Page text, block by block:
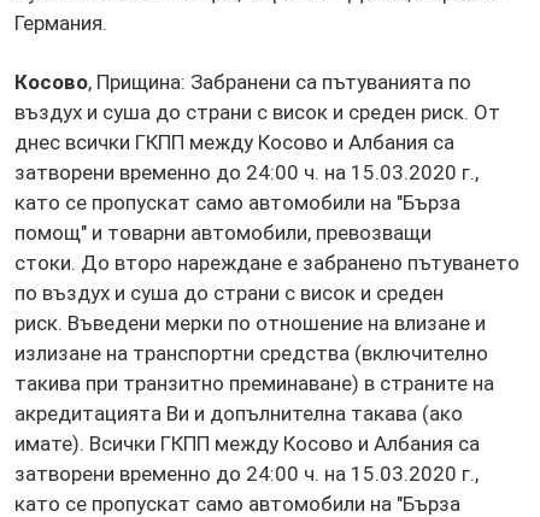
Германия.
Косово, Прищина: Забранени са пътуванията по
въздух и суша до страни с висок и среден риск. От
днес всички ГКПП между Косово и Албания са
затворени временно до 24:00 ч. на 15.03.2020 г.,
като се пропускат само автомобили на "Бърза
помощ" и товарни автомобили, превозващи
стоки. До второ нареждане е забранено пътуването
по въздух и суша до страни с висок и среден
риск. Въведени мерки по отношение на влизане и
излизане на транспортни средства (включително
такива при транзитно преминаване) в страните на
акредитацията Ви и допълнителна такава (ако
имате). Всички ГКПП между Косово и Албания са
затворени временно до 24:00 ч. на 15.03.2020 г.,
като се пропускат само автомобили на "Бърза